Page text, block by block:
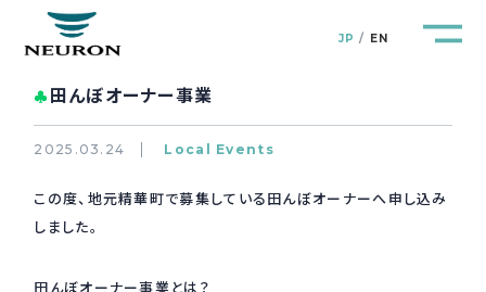
JP EN
管路防災研究所
♣田んぼオーナー事業
2025.03.24 Local Events
この度、地元精華町で募集している田んぼオーナーへ申し込み
しました。
田んぼオーナー事業とは？